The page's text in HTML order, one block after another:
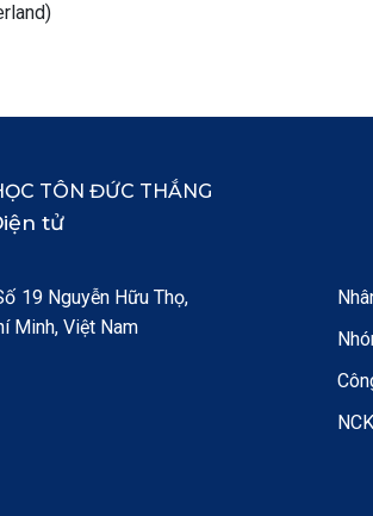
TÔN ĐỨC THẮNG
tử
19 Nguyễn Hữu Thọ,
Minh, Việt Nam